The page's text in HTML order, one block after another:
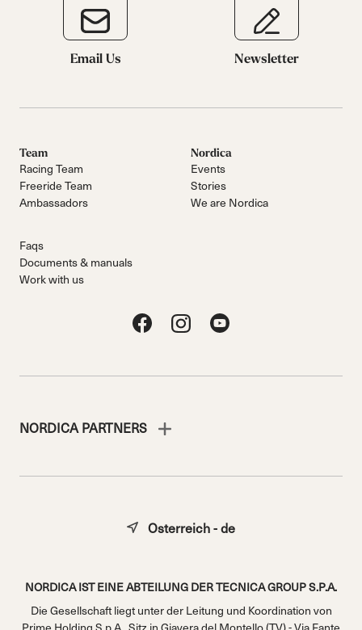
Email Us Newsletter
Team
Racing Team
Freeride Team
Ambassadors
Nordica
Events
Stories
We are Nordica
Faqs
Documents & manuals
Work with us
NORDICA PARTNERS
NORDICA IST EINE ABTEILUNG DER TECNICA GROUP S.P.A.
Die Gesellschaft liegt unter der Leitung und Koordination von
Osterreich - de